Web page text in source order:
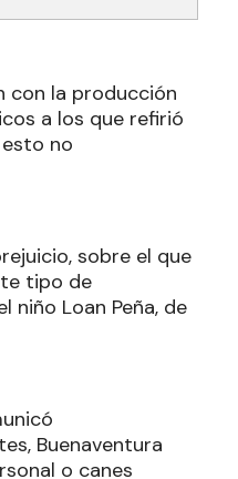
con la producción
a los que refirió
no
sobre el que
tipo de
niño Loan Peña, de
Buenaventura
o canes